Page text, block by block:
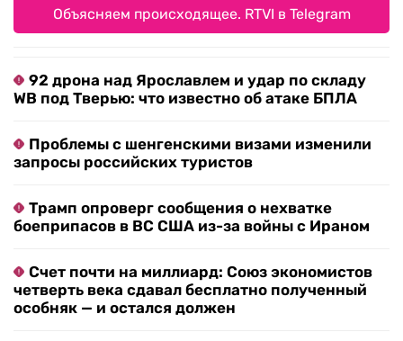
Объясняем происходящее. RTVI в Telegram
92 дрона над Ярославлем и удар по складу
WB под Тверью: что известно об атаке БПЛА
Проблемы с шенгенскими визами изменили
запросы российских туристов
Трамп опроверг сообщения о нехватке
боеприпасов в ВС США из-за войны с Ираном
Счет почти на миллиард: Союз экономистов
четверть века сдавал бесплатно полученный
особняк — и остался должен